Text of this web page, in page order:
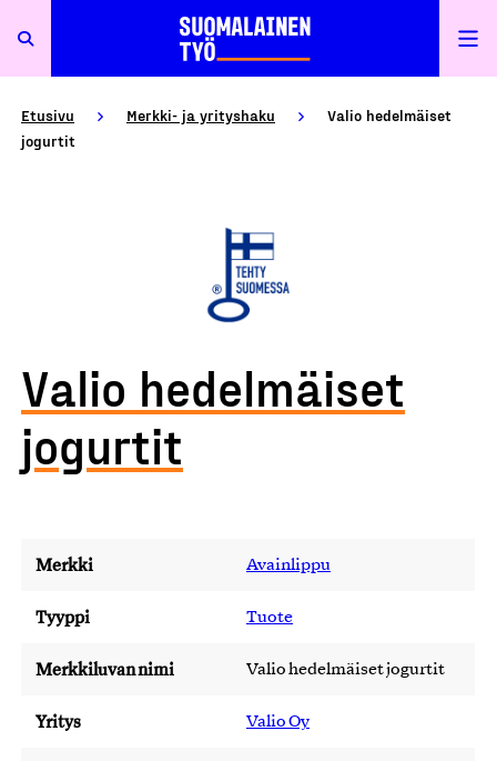
Etusivu Merkki- ja yrityshaku
Valio hedelmäiset
jogurtit
Valio hedelmäiset
jogurtit
Merkki Avainlippu
Tyyppi Tuote
Merkkiluvan nimi Valio hedelmäiset jogurtit
Yritys Valio Oy